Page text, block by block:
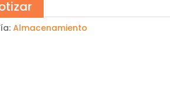
Almacenamiento